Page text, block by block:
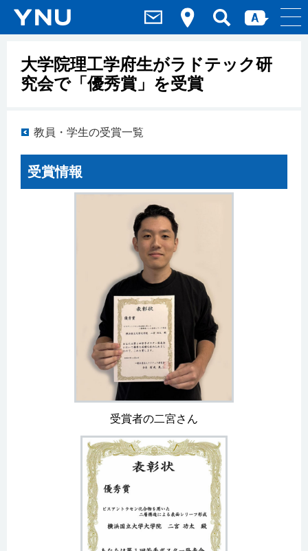
大学院理工学府生がラドテック研
究会で「優秀賞」を受賞
教員・学生の受賞一覧
受賞情報
受賞者の二宮さん